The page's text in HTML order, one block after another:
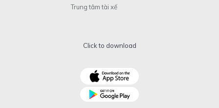
Trung tâm tài xế
Click to download